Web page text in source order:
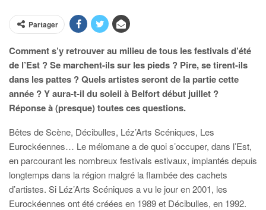
Partager
Comment s’y retrouver au milieu de tous les festivals d’été
de l’Est ? Se marchent-ils sur les pieds ? Pire, se tirent-ils
dans les pattes ? Quels artistes seront de la partie cette
année ? Y aura-t-il du soleil à Belfort début juillet ?
Réponse à (presque) toutes ces questions.
Bêtes de Scène, Décibulles, Léz’Arts Scéniques, Les
Eurockéennes… Le mélomane a de quoi s’occuper, dans l’Est,
en parcourant les nombreux festivals estivaux, implantés depuis
longtemps dans la région malgré la flambée des cachets
d’artistes. Si Léz’Arts Scéniques a vu le jour en 2001, les
Eurockéennes ont été créées en 1989 et Décibulles, en 1992.